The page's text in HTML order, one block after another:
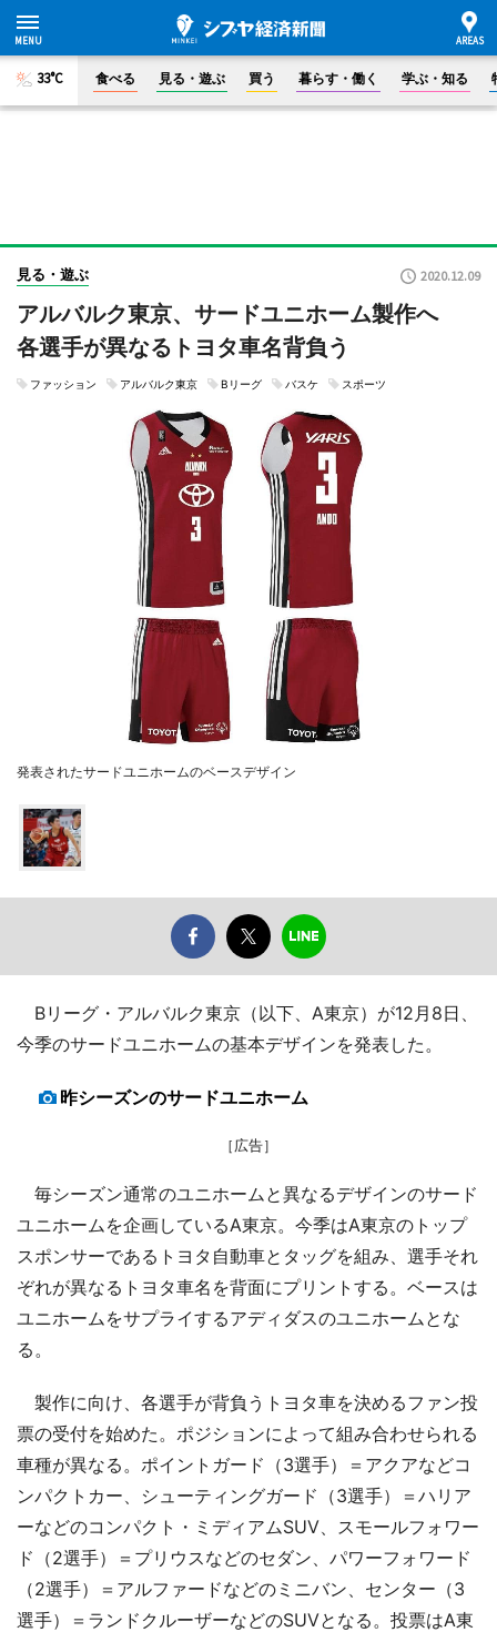
33°C 食べる 見る・遊ぶ 買う 暮らす・働く 学ぶ・知る
見る・遊ぶ 2020.12.09
アルバルク東京、サードユニホーム製作へ
各選手が異なるトヨタ車名背負う
ファッション アルバルク東京 Bリーグ バスケ スポーツ
発表されたサードユニホームのベースデザイン
Bリーグ・アルバルク東京（以下、A東京）が12月8日、
今季のサードユニホームの基本デザインを発表した。
昨シーズンのサードユニホーム
［広告］
毎シーズン通常のユニホームと異なるデザインのサード
ユニホームを企画しているA東京。今季はA東京のトップ
スポンサーであるトヨタ自動車とタッグを組み、選手それ
ぞれが異なるトヨタ車名を背面にプリントする。ベースは
ユニホームをサプライするアディダスのユニホームとな
る。
製作に向け、各選手が背負うトヨタ車を決めるファン投
票の受付を始めた。ポジションによって組み合わせられる
車種が異なる。ポイントガード（3選手）＝アクアなどコ
ンパクトカー、シューティングガード（3選手）＝ハリア
ーなどのコンパクト・ミディアムSUV、スモールフォワー
ド（2選手）＝プリウスなどのセダン、パワーフォワード
（2選手）＝アルファードなどのミニバン、センター（3
選手）＝ランドクルーザーなどのSUVとなる。投票はA東